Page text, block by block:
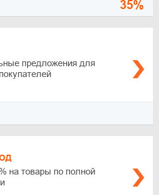
35%
предложения для
на товары по полной